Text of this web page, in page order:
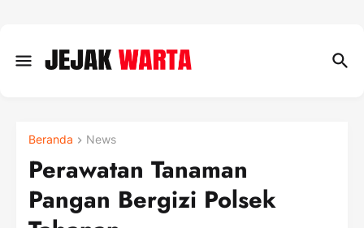
Beranda News
Perawatan Tanaman
Pangan Bergizi Polsek